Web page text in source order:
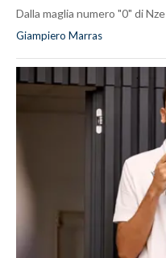
Dalla maglia numero "0" di
Giampiero Marras